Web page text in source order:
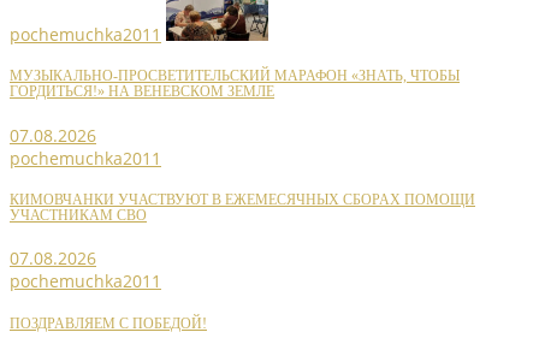
pochemuchka2011
МУЗЫКАЛЬНО-ПРОСВЕТИТЕЛЬСКИЙ МАРАФОН «ЗНАТЬ, ЧТОБЫ
ГОРДИТЬСЯ!» НА ВЕНЕВСКОМ ЗЕМЛЕ
07.08.2026
pochemuchka2011
КИМОВЧАНКИ УЧАСТВУЮТ В ЕЖЕМЕСЯЧНЫХ СБОРАХ ПОМОЩИ
УЧАСТНИКАМ СВО
07.08.2026
pochemuchka2011
ПОЗДРАВЛЯЕМ С ПОБЕДОЙ!